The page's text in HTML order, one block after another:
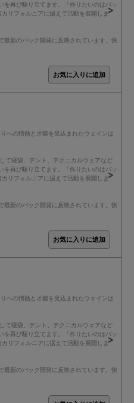
再び駆り立てます。「作りたいのはバッ
リフォルニアに据えて活動を展開しま
最新のパック開発に反映されています。快
への情熱と才能を見込まれたウェインは
て寝袋、テント、テクニカルウェアなど
再び駆り立てます。「作りたいのはバッ
リフォルニアに据えて活動を展開しま
最新のパック開発に反映されています。快
への情熱と才能を見込まれたウェインは
て寝袋、テント、テクニカルウェアなど
再び駆り立てます。「作りたいのはバッ
リフォルニアに据えて活動を展開しま
最新のパック開発に反映されています。快